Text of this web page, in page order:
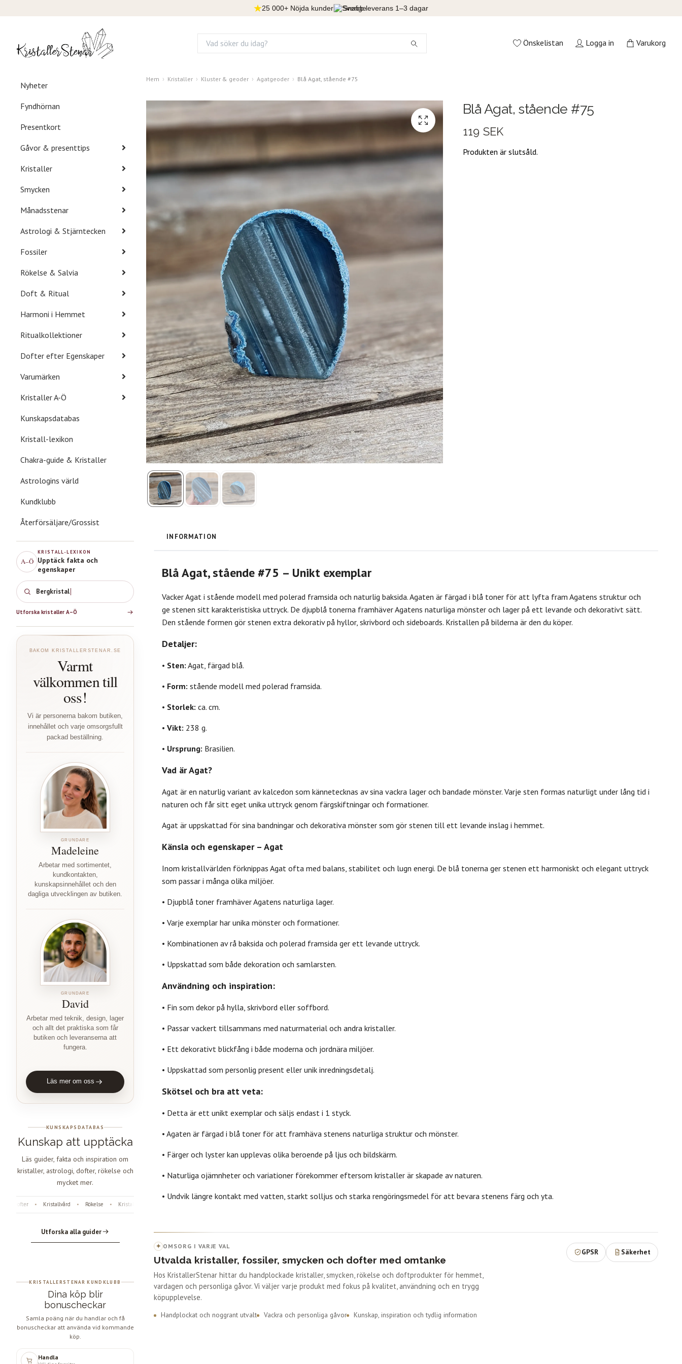
25 000+ Nöjda kunder Snabb leverans 1–3 dagar
Önskelistan Logga in Varukorg
Nyheter
Fyndhörnan
Presentkort
Gåvor & presenttips
Kristaller
Smycken
Månadsstenar
Astrologi & Stjärntecken
Fossiler
Rökelse & Salvia
Doft & Ritual
Harmoni i Hemmet
Ritualkollektioner
Dofter efter Egenskaper
Varumärken
Kristaller A-Ö
Kunskapsdatabas
Kristall-lexikon
Chakra-guide & Kristaller
Astrologins värld
Kundklubb
Återförsäljare/Grossist
A–Ö
KRISTALL-LEXIKON
Upptäck fakta och
egenskaper
Bergkristall
Utforska kristaller A–Ö
BAKOM KRISTALLERSTENAR.SE
Varmt
välkommen till
oss!
Vi är personerna bakom butiken,
innehållet och varje omsorgsfullt
packad beställning.
GRUNDARE
Madeleine
Arbetar med sortimentet,
kundkontakten,
kunskapsinnehållet och den
dagliga utvecklingen av butiken.
GRUNDARE
David
Arbetar med teknik, design, lager
och allt det praktiska som får
butiken och leveranserna att
fungera.
Läs mer om oss
KUNSKAPSDATABAS
Kunskap att upptäcka
Läs guider, fakta och inspiration om
kristaller, astrologi, dofter, rökelse och
mycket mer.
• Kristallvård • Rökelse • Kristaller
Utforska alla guider
KRISTALLERSTENAR KUNDKLUBB
Dina köp blir
bonuscheckar
Samla poäng när du handlar och få
bonuscheckar att använda vid kommande
köp.
Handla
Hem Kristaller Kluster & geoder Agatgeoder Blå Agat, stående #75
Blå Agat, stående #75
119 SEK
Produkten är slutsåld.
INFORMATION
Blå Agat, stående #75 – Unikt exemplar
Vacker Agat i stående modell med polerad framsida och naturlig baksida. Agaten är färgad i blå toner för att lyfta fram Agatens struktur och
ge stenen sitt karakteristiska uttryck. De djupblå tonerna framhäver Agatens naturliga mönster och lager på ett levande och dekorativt sätt.
Den stående formen gör stenen extra dekorativ på hyllor, skrivbord och sideboards. Kristallen på bilderna är den du köper.
Detaljer:
• Sten: Agat, färgad blå.
• Form: stående modell med polerad framsida.
• Storlek: ca. cm.
• Vikt: 238 g.
• Ursprung: Brasilien.
Vad är Agat?
Agat är en naturlig variant av kalcedon som kännetecknas av sina vackra lager och bandade mönster. Varje sten formas naturligt under lång tid i
naturen och får sitt eget unika uttryck genom färgskiftningar och formationer.
Agat är uppskattad för sina bandningar och dekorativa mönster som gör stenen till ett levande inslag i hemmet.
Känsla och egenskaper – Agat
Inom kristallvärlden förknippas Agat ofta med balans, stabilitet och lugn energi. De blå tonerna ger stenen ett harmoniskt och elegant uttryck
som passar i många olika miljöer.
• Djupblå toner framhäver Agatens naturliga lager.
• Varje exemplar har unika mönster och formationer.
• Kombinationen av rå baksida och polerad framsida ger ett levande uttryck.
• Uppskattad som både dekoration och samlarsten.
Användning och inspiration:
• Fin som dekor på hylla, skrivbord eller soffbord.
• Passar vackert tillsammans med naturmaterial och andra kristaller.
• Ett dekorativt blickfång i både moderna och jordnära miljöer.
• Uppskattad som personlig present eller unik inredningsdetalj.
Skötsel och bra att veta:
• Detta är ett unikt exemplar och säljs endast i 1 styck.
• Agaten är färgad i blå toner för att framhäva stenens naturliga struktur och mönster.
• Färger och lyster kan upplevas olika beroende på ljus och bildskärm.
• Naturliga ojämnheter och variationer förekommer eftersom kristaller är skapade av naturen.
• Undvik längre kontakt med vatten, starkt solljus och starka rengöringsmedel för att bevara stenens färg och yta.
✦ OMSORG I VARJE VAL
Utvalda kristaller, fossiler, smycken och dofter med omtanke
Hos KristallerStenar hittar du handplockade kristaller, smycken, rökelse och doftprodukter för hemmet,
vardagen och personliga gåvor. Vi väljer varje produkt med fokus på kvalitet, användning och en trygg
köpupplevelse.
Handplockat och noggrant utvalt Vackra och personliga gåvor Kunskap, inspiration och tydlig information
GPSR Säkerhet